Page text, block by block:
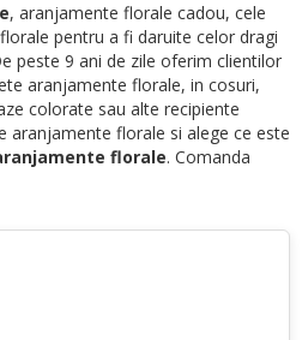
, aranjamente florale cadou, cele
pentru a fi daruite celor dragi
peste 9 ani de zile oferim clientilor
aranjamente florale, in cosuri,
colorate sau alte recipiente
aranjamente florale si alege ce este
florale. Comanda